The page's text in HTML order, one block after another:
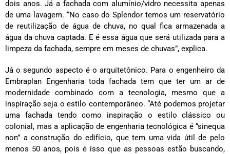
dois anos. Já a fachada com alumínio/vidro necessita apenas
de uma lavagem. “No caso do Splendor temos um reservatório
de reutilização de água de chuva, no qual fica armazenada a
água da chuva captada. E é essa água que será utilizada para a
limpeza da fachada, sempre em meses de chuvas”, explica.
Já o segundo aspecto é o arquitetônico. Para o engenheiro da
Embraplan Engenharia toda fachada tem que ter um ar de
modernidade combinado com a tecnologia, mesmo que a
inspiração seja o estilo contemporâneo. “Até podemos projetar
uma fachada tendo como inspiração o estilo clássico ou
colonial, mas a aplicação de engenharia tecnológica é “sinequa
non” a construção do edifício, que tem uma vida útil de pelo
menos 50 anos, pois é isso que as pessoas estão buscando,